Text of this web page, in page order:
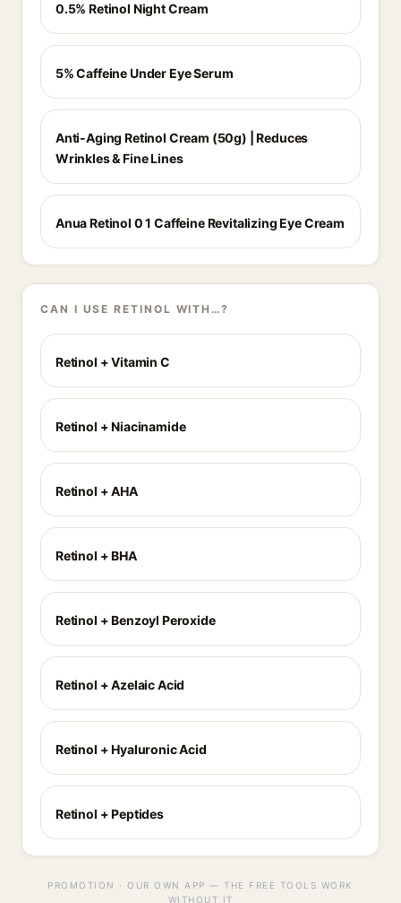
0.5% Retinol Night Cream
5% Caffeine Under Eye Serum
Anti-Aging Retinol Cream (50g) | Reduces
Wrinkles & Fine Lines
Anua Retinol 0 1 Caffeine Revitalizing Eye Cream
CAN I USE RETINOL WITH…?
Retinol + Vitamin C
Retinol + Niacinamide
Retinol + AHA
Retinol + BHA
Retinol + Benzoyl Peroxide
Retinol + Azelaic Acid
Retinol + Hyaluronic Acid
Retinol + Peptides
PROMOTION · OUR OWN APP — THE FREE TOOLS WORK
WITHOUT IT